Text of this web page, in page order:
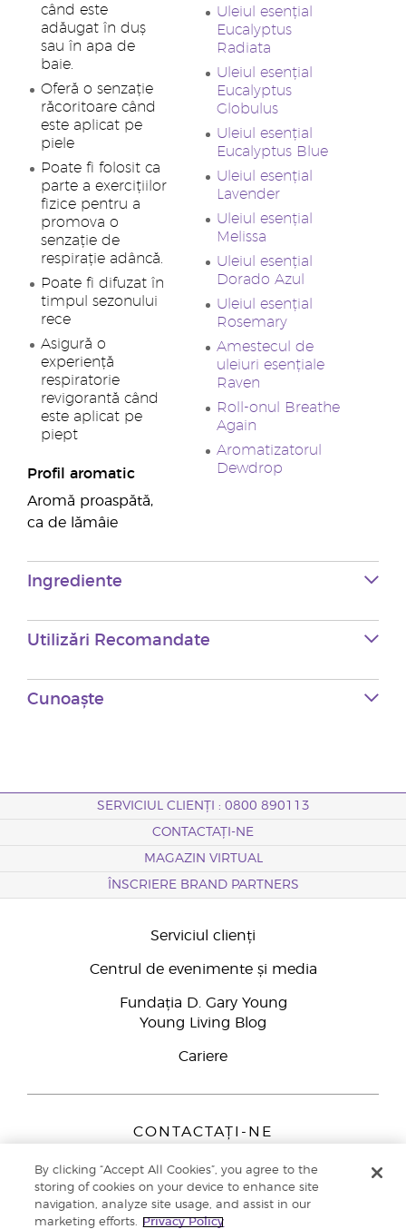
când este
adăugat în duș
sau în apa de
baie.
Oferă o senzație
răcoritoare când
este aplicat pe
piele
Poate fi folosit ca
parte a exercițiilor
fizice pentru a
promova o
senzație de
respirație adâncă.
Poate fi difuzat în
timpul sezonului
rece
Asigură o
experiență
respiratorie
revigorantă când
este aplicat pe
piept
Profil aromatic
Aromă proaspătă,
ca de lămâie
Uleiul esențial
Eucalyptus
Radiata
Uleiul esențial
Eucalyptus
Globulus
Uleiul esențial
Eucalyptus Blue
Uleiul esențial
Lavender
Uleiul esențial
Melissa
Uleiul esențial
Dorado Azul
Uleiul esențial
Rosemary
Amestecul de
uleiuri esențiale
Raven
Roll-onul Breathe
Again
Aromatizatorul
Dewdrop
Ingrediente
Utilizări Recomandate
Cunoaște
SERVICIUL CLIENȚI : 0800 890113
CONTACTAȚI-NE
MAGAZIN VIRTUAL
ÎNSCRIERE BRAND PARTNERS
Serviciul clienți
Centrul de evenimente și media
Fundația D. Gary Young
Young Living Blog
Cariere
CONTACTAȚI-NE
Peizerweg 97
9727 AJ Groningen
Netherlands
By clicking “Accept All Cookies”, you agree to the
storing of cookies on your device to enhance site
navigation, analyze site usage, and assist in our
marketing efforts.
Privacy Policy